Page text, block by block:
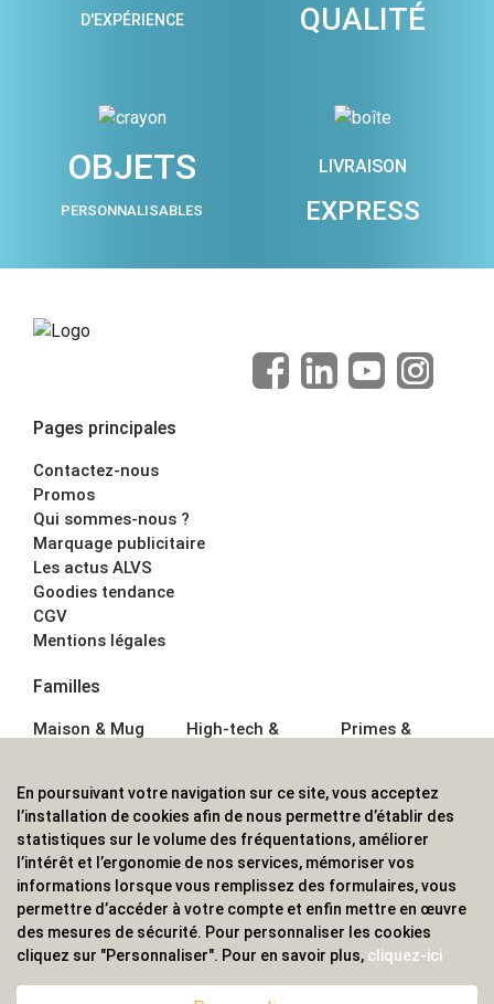
D'EXPÉRIENCE QUALITÉ
OBJETS
PERSONNALISABLES
LIVRAISON
EXPRESS
Pages principales
Contactez-nous
Promos
Qui sommes-nous ?
Marquage publicitaire
Les actus ALVS
Goodies tendance
CGV
Mentions légales
Familles
Maison & Mug
Écriture
Bagagerie sacs
High-tech &
Sport &
Outdoor
Enfant
Primes &
Boisson
Textile &
Casquette
Accessoires de
bureau
ALVS, fournisseur d'objets publicitaires, pour les
professionnels. Une implantation nationale, une
couverture internationale.
En poursuivant votre navigation sur ce site, vous acceptez
l’installation de cookies afin de nous permettre d’établir des
statistiques sur le volume des fréquentations, améliorer
l’intérêt et l’ergonomie de nos services, mémoriser vos
informations lorsque vous remplissez des formulaires, vous
permettre d’accéder à votre compte et enfin mettre en œuvre
des mesures de sécurité. Pour personnaliser les cookies
cliquez sur "Personnaliser". Pour en savoir plus, cliquez-ici